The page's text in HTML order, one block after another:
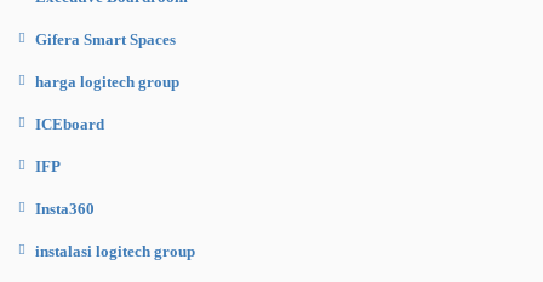
Gifera Smart Spaces
harga logitech group
ICEboard
IFP
Insta360
instalasi logitech group